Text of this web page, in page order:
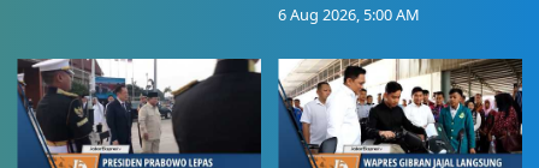
6 Aug 2026, 5:00 AM